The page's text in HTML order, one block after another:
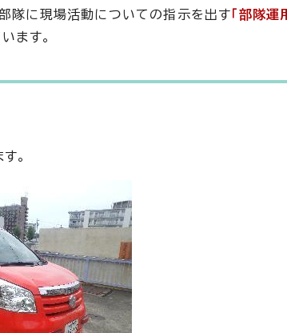
隊に現場活動についての指示を出す 「部隊運
ます。
。